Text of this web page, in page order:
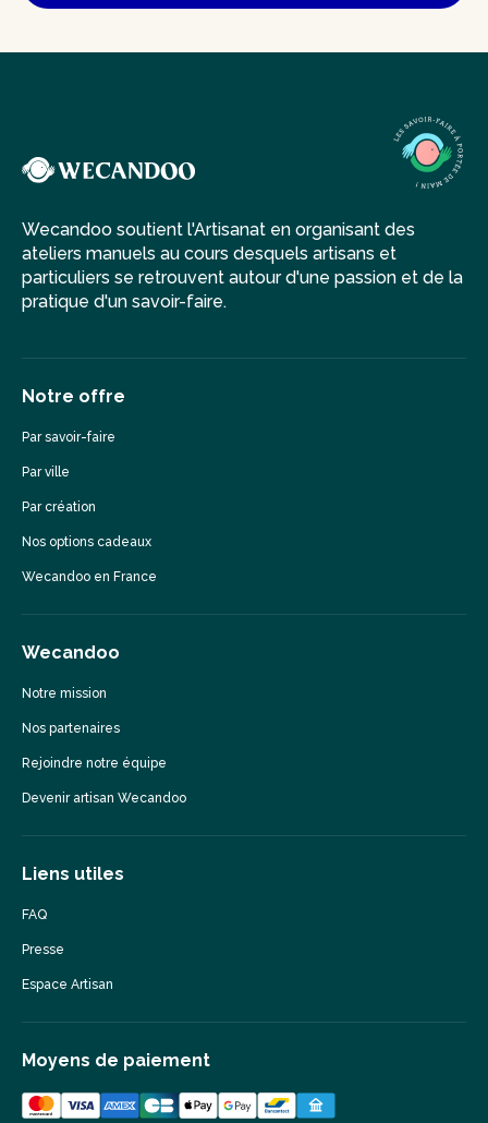
Wecandoo soutient l'Artisanat en organisant des
ateliers manuels au cours desquels artisans et
particuliers se retrouvent autour d'une passion et de la
pratique d'un savoir-faire.
Notre offre
Par savoir-faire
Par ville
Par création
Nos options cadeaux
Wecandoo en France
Wecandoo
Notre mission
Nos partenaires
Rejoindre notre équipe
Devenir artisan Wecandoo
Liens utiles
FAQ
Presse
Espace Artisan
Moyens de paiement